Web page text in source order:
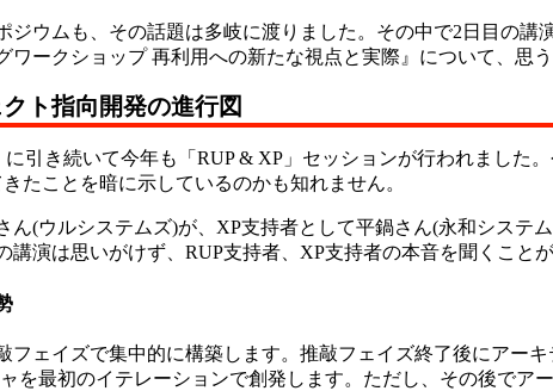
ジウムも、その話題は多岐に渡りました。その中で2日目の
ワークショップ 再利用への新たな視点と実際』について、思
ト指向開発の進行図
に引き続いて今年も「RUP & XP」セッションが行われました
たことを暗に示しているのかも知れません。
ん(ウルシステムズ)が、XP支持者として平鍋さん(永和シス
講演は思いがけず、RUP支持者、XP支持者の本音を聞くこと
フェイズで集中的に構築します。推敲フェイズ終了後にアー
を最初のイテレーションで創発します。ただし、その後でア